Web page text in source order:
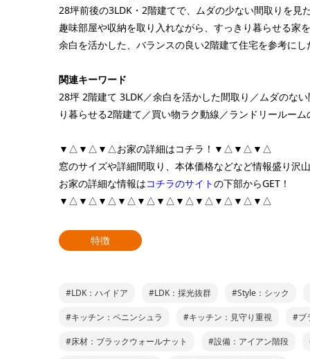
28坪前後の3LDK・2階建てで、ムダの少ない間取りを見
趣味部屋や収納を取り入れながら、すっきり暮らせる家
余白を活かした、バランスの良い2階建て住宅を参考にし
関連キーワード
28坪 2階建て 3LDK／余白を活かした間取り／ムダのな
り暮らせる2階建て／買い物ラク動線／ランドリールーム
▼△▼△▼△お家の詳細はコチラ！▼△▼△▼△
窓のサイズや詳細間取り、本体価格などなど情報盛り沢
お家の詳細な情報はコチラのサイトの下部からGET！
▼△▼△▼△▼△▼△▼△▼△▼△▼△▼△▼△
特徴
#LDK：ハイドア #LDK：採光抜群 #Style：シック
#キッチン：ペニンシュラ #キッチン：見守り重視 #ブ
#床材：ブラックウォールナット #設備：アイアン階段